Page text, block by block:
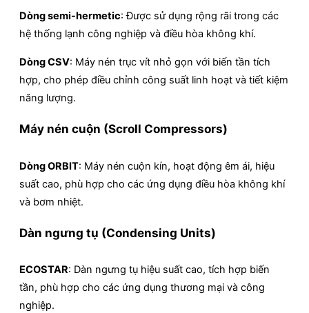
Dòng semi-hermetic: Được sử dụng rộng rãi trong các
hệ thống lạnh công nghiệp và điều hòa không khí.
Dòng CSV: Máy nén trục vít nhỏ gọn với biến tần tích
hợp, cho phép điều chỉnh công suất linh hoạt và tiết kiệm
năng lượng.
Máy nén cuộn (Scroll Compressors)
Dòng ORBIT: Máy nén cuộn kín, hoạt động êm ái, hiệu
suất cao, phù hợp cho các ứng dụng điều hòa không khí
và bơm nhiệt.
Dàn ngưng tụ (Condensing Units)
ECOSTAR: Dàn ngưng tụ hiệu suất cao, tích hợp biến
tần, phù hợp cho các ứng dụng thương mại và công
nghiệp.